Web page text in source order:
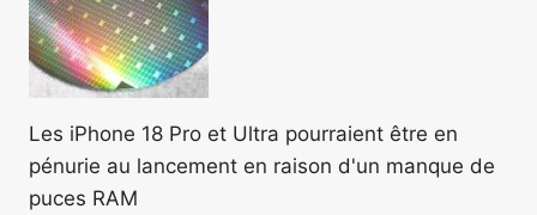
Les iPhone 18 Pro et Ultra pourraient être en
pénurie au lancement en raison d'un manque de
puces RAM